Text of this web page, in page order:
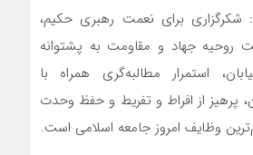
شکرگزاری برای نعمت رهبری حکیم،
روحیه جهاد و مقاومت به پشتوانه
استمرار مطالبه‌گری همراه با
از افراط و تفریط و حفظ وحدت
وظایف امروز جامعه اسلامی است.